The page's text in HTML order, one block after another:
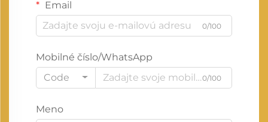
Email
0/100
Mobilné číslo/WhatsApp
Code
0/100
Meno